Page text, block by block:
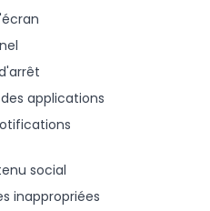
applications
social
inappropriées